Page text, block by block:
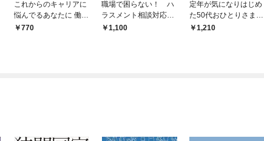
これからのキャリアに
悩んでるあなたに 働く
女性の教科書 アンコン
770
職場で困らない！ ハ
ラスメント相談対応ハ
ンドブック ハラスメ
1,100
定年が気になりはじめ
た50代おひとりさま女
子たちのトリセツ 人
1,210